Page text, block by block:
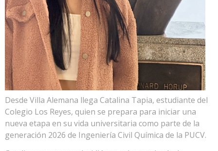
Desde Villa Alemana llega Catalina Tapia, estudiante del
Colegio Los Reyes, quien se prepara para iniciar una
nueva etapa en su vida universitaria como parte de la
generación 2026 de Ingeniería Civil Química de la PUCV.